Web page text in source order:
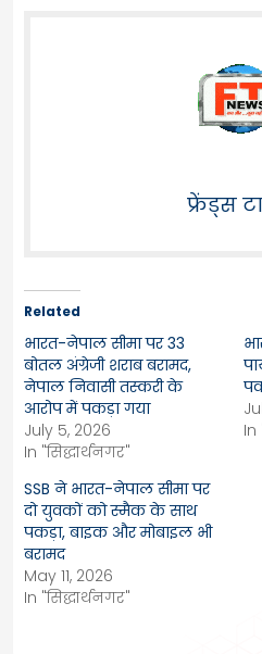
फ्रेंड्स
Related
भारत-नेपाल सीमा पर 33
बोतल अंग्रेजी शराब बरामद,
नेपाल निवासी तस्करी के
आरोप में पकड़ा गया
July 5, 2026
In "सिद्धार्थनगर"
In
SSB ने भारत-नेपाल सीमा पर
दो युवकों को स्मैक के साथ
पकड़ा, बाइक और मोबाइल भी
बरामद
May 11, 2026
In "सिद्धार्थनगर"